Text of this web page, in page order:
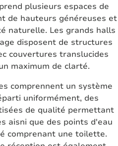
plusieurs espaces de
de hauteurs généreuses et
naturelle. Les grands halls
disposent de structures
couvertures translucides
maximum de clarté.
comprennent un système
uniformément, des
de qualité permettant
aisni que des points d'eau
comprenant une toilette.